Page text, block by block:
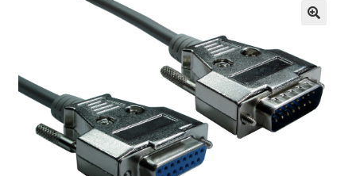
Корзина
Мой аккаунт
Оставить отзыв